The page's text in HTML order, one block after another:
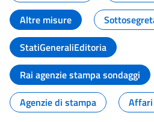
Altre misure
StatiGeneraliEditoria
Rai agenzie stampa sondaggi
Agenzie di stampa
Affari